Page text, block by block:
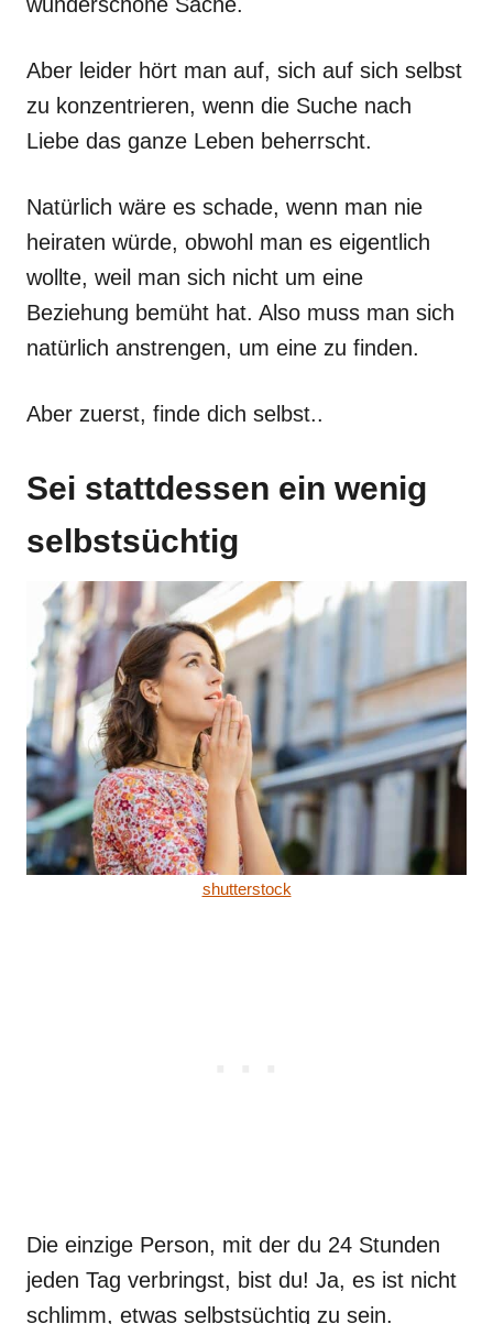
Aber leider hört man auf, sich auf sich selbst
zu konzentrieren, wenn die Suche nach
Liebe das ganze Leben beherrscht.
Natürlich wäre es schade, wenn man nie
heiraten würde, obwohl man es eigentlich
wollte, weil man sich nicht um eine
Beziehung bemüht hat. Also muss man sich
natürlich anstrengen, um eine zu finden.
Aber zuerst, finde dich selbst..
Sei stattdessen ein wenig
selbstsüchtig
shutterstock
Die einzige Person, mit der du 24 Stunden
jeden Tag verbringst, bist du! Ja, es ist nicht
schlimm, etwas selbstsüchtig zu sein.